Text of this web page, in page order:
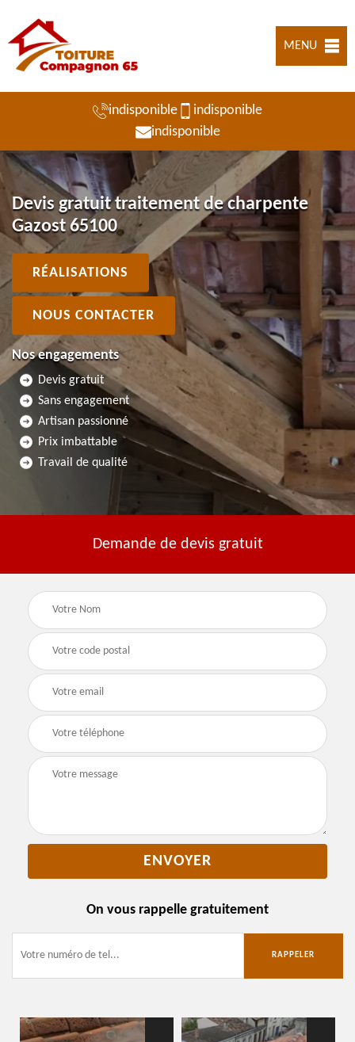
MENU
indisponible
indisponible
indisponible
Devis gratuit traitement de charpente
Gazost 65100
RÉALISATIONS
NOUS CONTACTER
Nos engagements
Devis gratuit
Sans engagement
Artisan passionné
Prix imbattable
Travail de qualité
Demande de devis gratuit
On vous rappelle gratuitement